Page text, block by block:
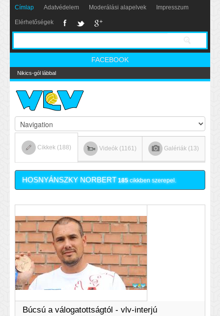
Címlap Adatvédelem Moderálási alapelvek Impresszum
Elérhetőségek
FACEBOOK
Nikics-gól lábbal
Cikkek (188) Videók (1161) Galériák (13)
HOSNYÁNSZKY NORBERT 185cikkben szerepel.
Búcsú a válogatottságtól - vlv-interjú